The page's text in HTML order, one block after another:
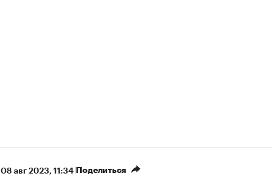
08 авг 2023, 11:34 Поделиться